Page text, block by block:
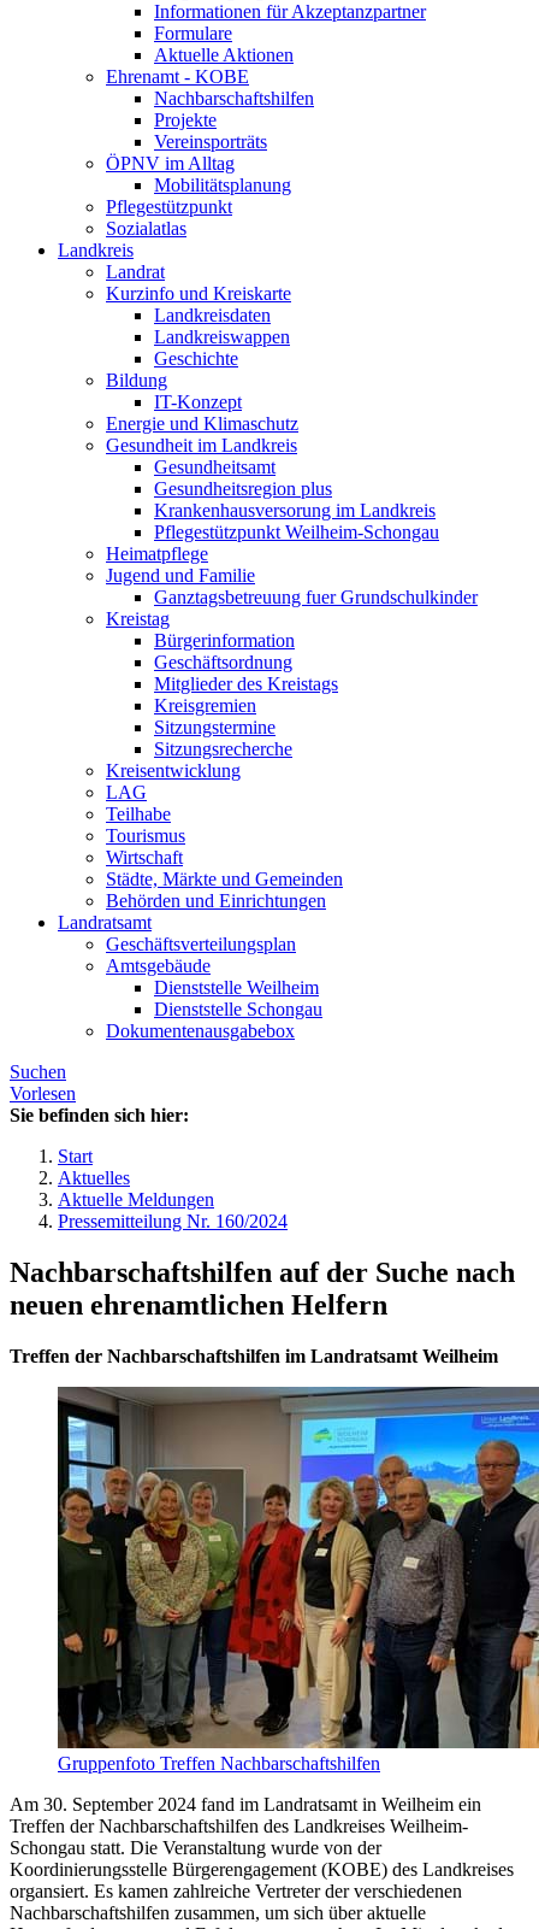
Informationen für Akzeptanzpartner
Formulare
Aktuelle Aktionen
Ehrenamt - KOBE
Nachbarschaftshilfen
Projekte
Vereinsporträts
ÖPNV im Alltag
Mobilitätsplanung
Pflegestützpunkt
Sozialatlas
Landkreis
Landrat
Kurzinfo und Kreiskarte
Landkreisdaten
Landkreiswappen
Geschichte
Bildung
IT-Konzept
Energie und Klimaschutz
Gesundheit im Landkreis
Gesundheitsamt
Gesundheitsregion plus
Krankenhausversorung im Landkreis
Pflegestützpunkt Weilheim-Schongau
Heimatpflege
Jugend und Familie
Ganztagsbetreuung fuer Grundschulkinder
Kreistag
Bürgerinformation
Geschäftsordnung
Mitglieder des Kreistags
Kreisgremien
Sitzungstermine
Sitzungsrecherche
Kreisentwicklung
LAG
Teilhabe
Tourismus
Wirtschaft
Städte, Märkte und Gemeinden
Behörden und Einrichtungen
Landratsamt
Geschäftsverteilungsplan
Amtsgebäude
Dienststelle Weilheim
Dienststelle Schongau
Dokumentenausgabebox
Suchen
Vorlesen
Sie befinden sich hier:
Start
Aktuelles
Aktuelle Meldungen
Pressemitteilung Nr. 160/2024
Nachbarschaftshilfen auf der Suche nach
neuen ehrenamtlichen Helfern
Treffen der Nachbarschaftshilfen im Landratsamt Weilheim
Gruppenfoto Treffen Nachbarschaftshilfen
Am 30. September 2024 fand im Landratsamt in Weilheim ein
Treffen der Nachbarschaftshilfen des Landkreises Weilheim-
Schongau statt. Die Veranstaltung wurde von der
Koordinierungsstelle Bürgerengagement (KOBE) des Landkreises
organsiert. Es kamen zahlreiche Vertreter der verschiedenen
Nachbarschaftshilfen zusammen, um sich über aktuelle